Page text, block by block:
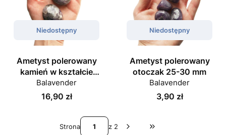
Niedostępny
Ametyst polerowany
kamień w kształcie
owalu
Balavender
Cena
16,90 zł
Niedostępny
Ametyst polerowany
otoczak 25-30 mm
Balavender
Cena
3,90 zł
Strona z 2
Przejdź do ostatniej